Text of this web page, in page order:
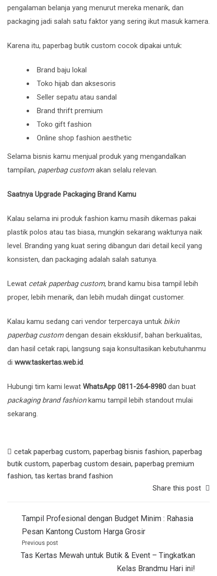
pengalaman belanja yang menurut mereka menarik, dan
packaging jadi salah satu faktor yang sering ikut masuk kamera.
Karena itu, paperbag butik custom cocok dipakai untuk:
Brand baju lokal
Toko hijab dan aksesoris
Seller sepatu atau sandal
Brand thrift premium
Toko gift fashion
Online shop fashion aesthetic
Selama bisnis kamu menjual produk yang mengandalkan
tampilan, paperbag customakan selalu relevan.
Saatnya Upgrade Packaging Brand Kamu
Kalau selama ini produk fashion kamu masih dikemas pakai
plastik polos atau tas biasa, mungkin sekarang waktunya naik
level. Branding yang kuat sering dibangun dari detail kecil yang
konsisten, dan packaging adalah salah satunya.
Lewat cetak paperbag custom, brand kamu bisa tampil lebih
proper, lebih menarik, dan lebih mudah diingat customer.
Kalau kamu sedang cari vendor terpercaya untuk bikin
paperbag customdengan desain eksklusif, bahan berkualitas,
dan hasil cetak rapi, langsung saja konsultasikan kebutuhanmu
di www.taskertas.web.id.
Hubungi tim kami lewat WhatsApp 0811-264-8980 dan buat
packaging brand fashionkamu tampil lebih standout mulai
sekarang.
cetak paperbag custom, paperbag bisnis fashion, paperbag
butik custom, paperbag custom desain, paperbag premium
fashion, tas kertas brand fashion
Share this post
Post
navigation
Tampil Profesional dengan Budget Minim : Rahasia
Pesan Kantong Custom Harga Grosir
Previous post
Tas Kertas Mewah untuk Butik & Event – Tingkatkan
Kelas Brandmu Hari ini!